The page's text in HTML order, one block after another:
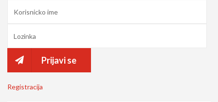
Prijavi se
Registracija